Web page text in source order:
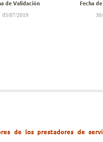
de Validación Fecha
05/07/2019
de los prestadores de